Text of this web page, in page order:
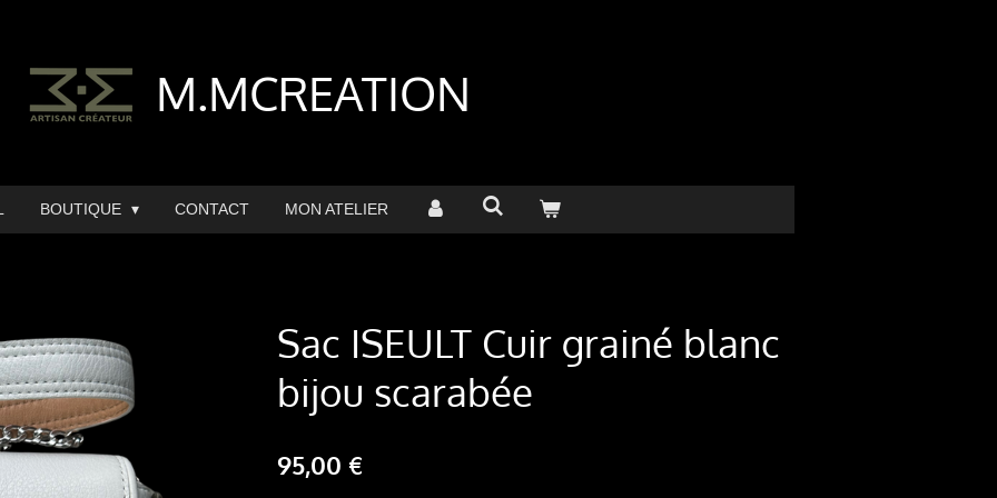
M.MCREATION
BOUTIQUE CONTACT MON ATELIER
Sac ISEULT Cuir grainé blanc
bijou scarabée
95,00 €